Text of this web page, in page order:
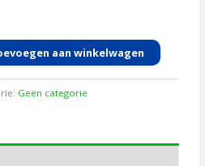
aan winkelwagen
Geen categorie